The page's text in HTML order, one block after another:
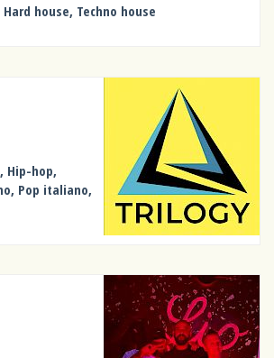
house, Techno house
Hip-hop,
Pop italiano,